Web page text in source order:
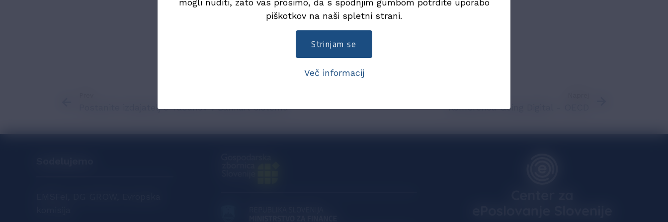
Za prenos kliknite tukaj.
Postanite izdajatelj e-računov v Bankart sistemu Konferenca Going Digital - OECD
mogli nuditi, zato vas prosimo, da s spodnjim gumbom potrdite uporabo
piškotkov na naši spletni strani.
Strinjam se
Več informacij